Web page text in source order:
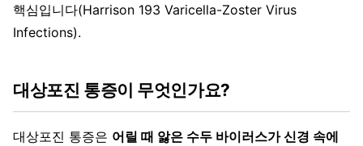
핵심입니다(Harrison 193 Varicella-Zoster Virus
Infections).
대상포진 통증이 무엇인가요?
대상포진 통증은 어릴 때 앓은 수두 바이러스가 신경 속에